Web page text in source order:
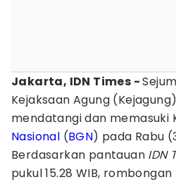
Jakarta, IDN Times -
Kejaksaan Agung
mendatangi dan memasuki
Nasional (BGN) pada Rabu
Berdasarkan pantauan IDN
pukul 15.28 WIB,